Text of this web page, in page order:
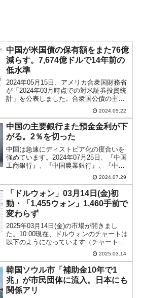
中国が米国債の保有額をまた76億
減らす。7,674億ドルで14年前の
低水準
2024年05月15日、アメリカ合衆国財務省
が「2024年03月時点での対米証券投資統
計」を公表しました。合衆国公債の主要
ホルダーの保有金額によると、中国は
「7,674億ドル」でした。対前月比で
「-76億ドル」です。2022年01月からの
推...
2024.05.22
中国の主要銀行また預金金利が下
がる。2％を切った
中国は急速にディストピア化の度合いを
強めています。2024年07月25日、『中国
工商銀行』、『中国農業銀行』、『中国
建設銀行』、『中国銀行』、『交通銀
行』、『郵便貯蓄銀行』の中国主要銀行6
行が預金金利を引き下げると公表しまし
た。中国の識者は...
2024.07.29
「ドルウォン」03月14日(金)初
動・「1,455ウォン」1,460手前で
変わらず
2025年03月14日(金)の市場が開きまし
た。10:00現在、ドルウォンのチャートは
以下のようになっています（チャートは
『Investing.com』より引用）。これから
ローソク足の調整が入るかもしれません
が、結局コマ足になりました。現在...
2025.03.14
韓国ソウル市「補助金10年で1
兆」が市民団体に流入。日本にも
関係アリ